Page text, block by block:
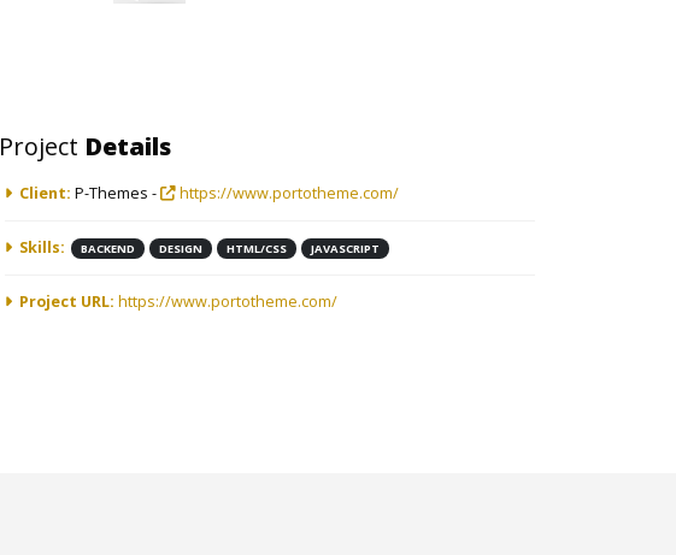
Project Details
Client: P-Themes - https://www.portotheme.com/
Skills: BACKEND DESIGN HTML/CSS JAVASCRIPT
Project URL: https://www.portotheme.com/